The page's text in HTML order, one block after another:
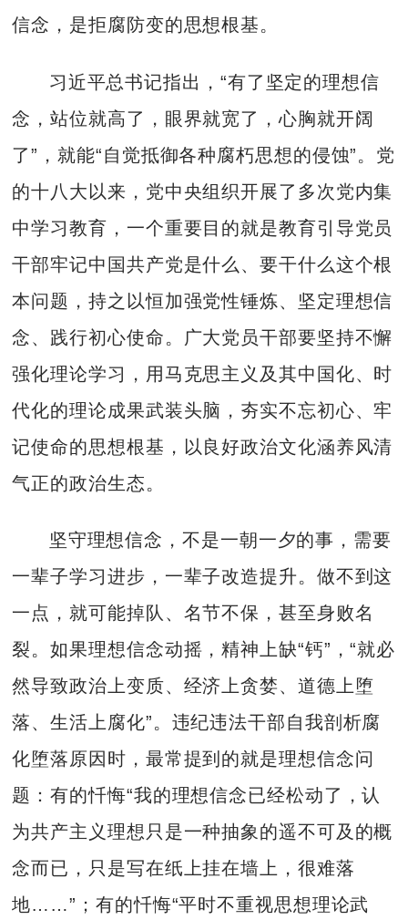
信念，是拒腐防变的思想根基。
习近平总书记指出，“有了坚定的理想信
念，站位就高了，眼界就宽了，心胸就开阔
了”，就能“自觉抵御各种腐朽思想的侵蚀”。党
的十八大以来，党中央组织开展了多次党内集
中学习教育，一个重要目的就是教育引导党员
干部牢记中国共产党是什么、要干什么这个根
本问题，持之以恒加强党性锤炼、坚定理想信
念、践行初心使命。广大党员干部要坚持不懈
强化理论学习，用马克思主义及其中国化、时
代化的理论成果武装头脑，夯实不忘初心、牢
记使命的思想根基，以良好政治文化涵养风清
气正的政治生态。
坚守理想信念，不是一朝一夕的事，需要
一辈子学习进步，一辈子改造提升。做不到这
一点，就可能掉队、名节不保，甚至身败名
裂。如果理想信念动摇，精神上缺“钙”，“就必
然导致政治上变质、经济上贪婪、道德上堕
落、生活上腐化”。违纪违法干部自我剖析腐
化堕落原因时，最常提到的就是理想信念问
题：有的忏悔“我的理想信念已经松动了，认
为共产主义理想只是一种抽象的遥不可及的概
念而已，只是写在纸上挂在墙上，很难落
地……”；有的忏悔“平时不重视思想理论武